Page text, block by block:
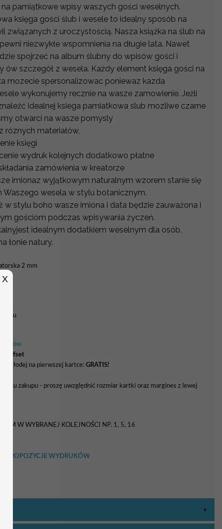
pamiątkowe wpisy waszych gości weselnych.
księga gości ślub i wesele to idealny sposób na
związanych z uroczystością. Nasza książka na ślub na
niezwykłe wspomnienia na długie lata. Nawet
spojrzeć na album ślubny do wpisów gości i
ów szczegół z wesela. Każdy element księga gości na
mozecie spersonalizowac poniewaz kazda
wykonujemy recznie na wasze zamowienie. Jeżli
idealnej ksiega pamiatkowa slub mozliwe czarne
otwarci na wasze pomysly
róznych materiałów,
księgi
wydruk kolejnych dodatkowo płatne
zamówienia w kreatorze
imionaz wyjątkowym naturalnym wzorem stanie się
Waszego wesela w stylu botanicznym.
w stylu boho wasze imiona i data będzie zauważona i
gościom podczas wpisywania życzeń.
idealnym dodatkiem weselnym dla osób,
łonie natury.
2 mm
offset
młodej na pierwszej kartce: GRATIS!
zakupu - proszę uwzględnić rozmiar kartki oraz margines z lewej
W WYBRANEJ KOLEJNOŚCI NP. 1, 5, 16
PROPOZYCJE WYDRUKÓW
X